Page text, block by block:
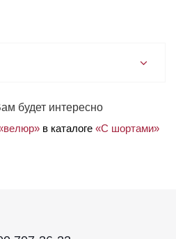
будет интересно
в каталоге «С шортами»